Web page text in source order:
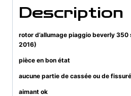
2016)
Description
rotor d’allumage piaggio beverly
2016)
pièce en bon état
aucune partie de cassée ou de
aimant ok